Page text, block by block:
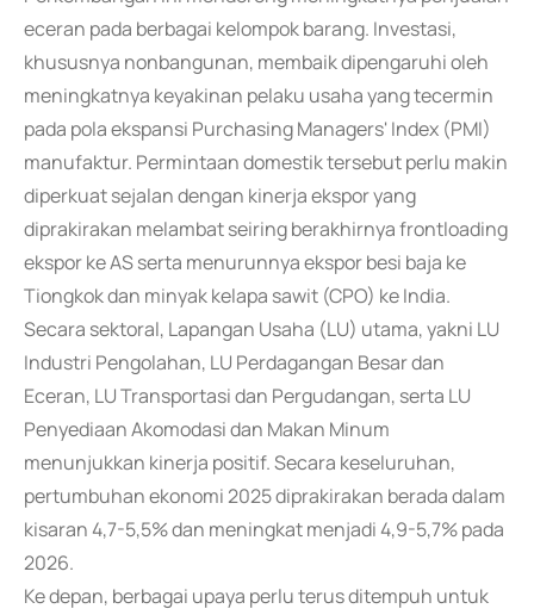
eceran pada berbagai kelompok barang. Investasi,
khususnya nonbangunan, membaik dipengaruhi oleh
meningkatnya keyakinan pelaku usaha yang tecermin
pada pola ekspansi Purchasing Managers' Index (PMI)
manufaktur. Permintaan domestik tersebut perlu makin
diperkuat sejalan dengan kinerja ekspor yang
diprakirakan melambat seiring berakhirnya frontloading
ekspor ke AS serta menurunnya ekspor besi baja ke
Tiongkok dan minyak kelapa sawit (CPO) ke India.
Secara sektoral, Lapangan Usaha (LU) utama, yakni LU
Industri Pengolahan, LU Perdagangan Besar dan
Eceran, LU Transportasi dan Pergudangan, serta LU
Penyediaan Akomodasi dan Makan Minum
menunjukkan kinerja positif. Secara keseluruhan,
pertumbuhan ekonomi 2025 diprakirakan berada dalam
kisaran 4,7-5,5% dan meningkat menjadi 4,9-5,7% pada
2026.
Ke depan, berbagai upaya perlu terus ditempuh untuk